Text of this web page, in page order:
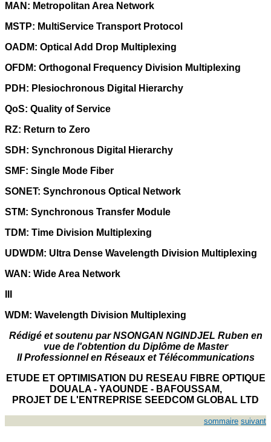
MAN: Metropolitan Area Network
MSTP: MultiService Transport Protocol
OADM: Optical Add Drop Multiplexing
OFDM: Orthogonal Frequency Division Multiplexing
PDH: Plesiochronous Digital Hierarchy
QoS: Quality of Service
RZ: Return to Zero
SDH: Synchronous Digital Hierarchy
SMF: Single Mode Fiber
SONET: Synchronous Optical Network
STM: Synchronous Transfer Module
TDM: Time Division Multiplexing
UDWDM: Ultra Dense Wavelength Division Multiplexing
WAN: Wide Area Network
WDM: Wavelength Division Multiplexing
Rédigé et soutenu par NSONGAN NGINDJEL Ruben en
vue de l'obtention du Diplôme de Master
II Professionnel en Réseaux et Télécommunications
ETUDE ET OPTIMISATION DU RESEAU FIBRE OPTIQUE
DOUALA - YAOUNDE - BAFOUSSAM,
PROJET DE L'ENTREPRISE SEEDCOM GLOBAL LTD
sommaire suivant